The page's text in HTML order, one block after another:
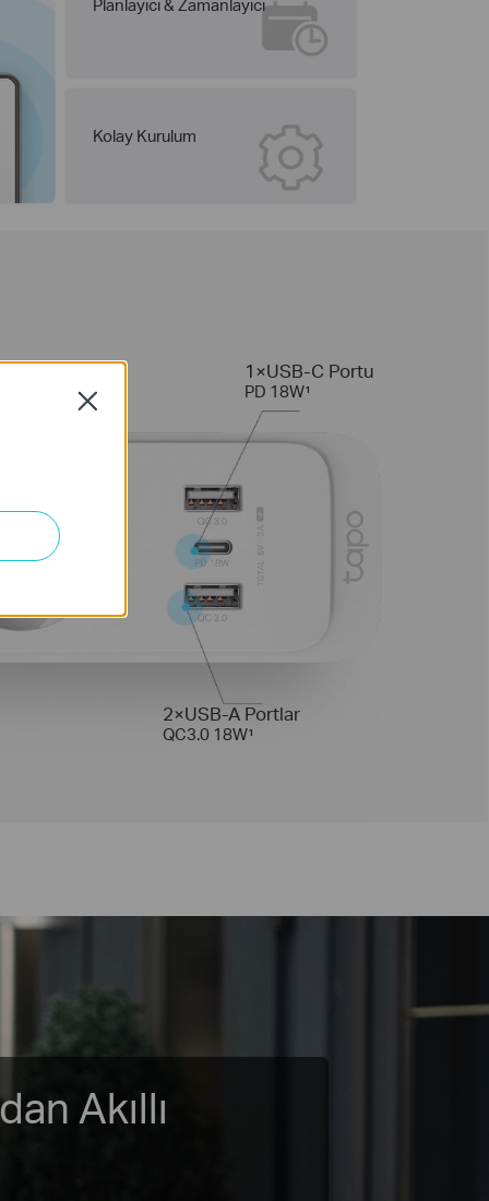
Kolay Kurulum
1×USB-C Portu
PD 18W¹
2×USB-A Portlar
QC3.0 18W¹
Akıllı
Close